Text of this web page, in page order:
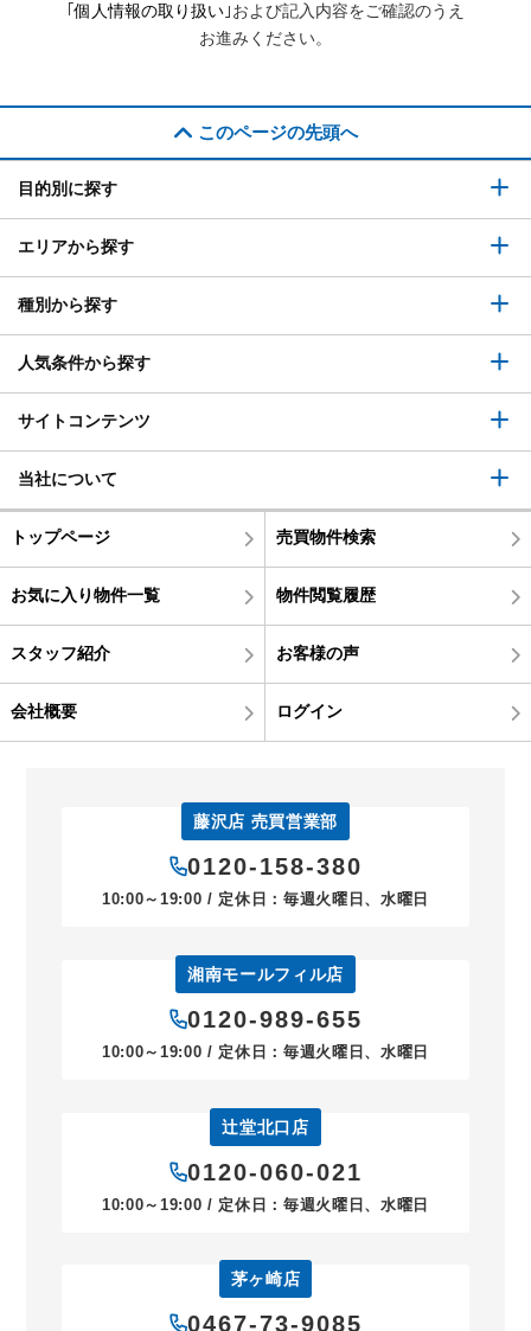
｢個人情報の取り扱い｣および記入内容をご確認のうえ
お進みください。
このページの先頭へ
目的別に探す
エリアから探す
種別から探す
人気条件から探す
サイトコンテンツ
当社について
トップページ 売買物件検索
お気に入り物件一覧 物件閲覧履歴
スタッフ紹介 お客様の声
会社概要 ログイン
藤沢店 売買営業部
0120-158-380
10:00～19:00 / 定休日：毎週火曜日、水曜日
湘南モールフィル店
0120-989-655
10:00～19:00 / 定休日：毎週火曜日、水曜日
辻堂北口店
0120-060-021
10:00～19:00 / 定休日：毎週火曜日、水曜日
茅ヶ崎店
0467-73-9085